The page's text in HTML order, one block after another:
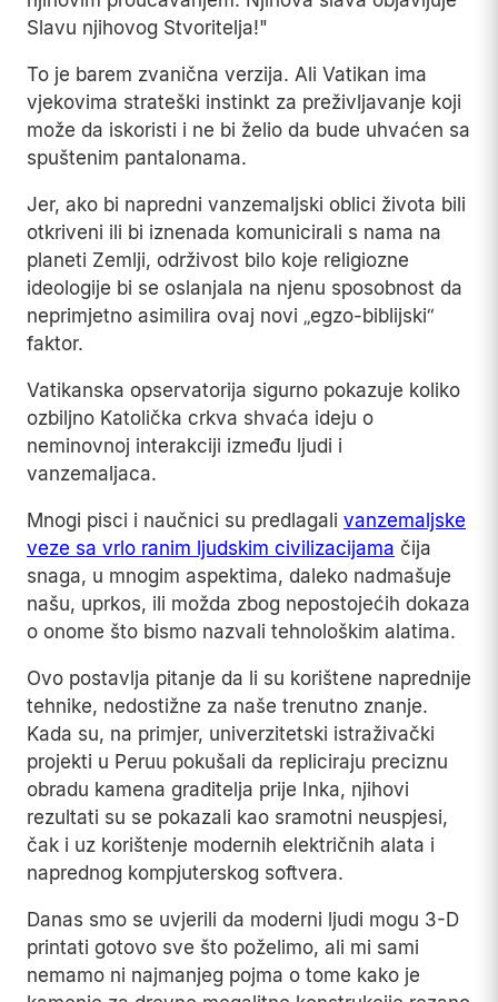
Slavu njihovog Stvoritelja!"
To je barem zvanična verzija. Ali Vatikan ima
vjekovima strateški instinkt za preživljavanje koji
može da iskoristi i ne bi želio da bude uhvaćen sa
spuštenim pantalonama.
Jer, ako bi napredni vanzemaljski oblici života bili
otkriveni ili bi iznenada komunicirali s nama na
planeti Zemlji, održivost bilo koje religiozne
ideologije bi se oslanjala na njenu sposobnost da
neprimjetno asimilira ovaj novi „egzo-biblijski“
faktor.
Vatikanska opservatorija sigurno pokazuje koliko
ozbiljno Katolička crkva shvaća ideju o
neminovnoj interakciji između ljudi i
vanzemaljaca.
Mnogi pisci i naučnici su predlagali vanzemaljske
veze sa vrlo ranim ljudskim civilizacijama čija
snaga, u mnogim aspektima, daleko nadmašuje
našu, uprkos, ili možda zbog nepostojećih dokaza
o onome što bismo nazvali tehnološkim alatima.
Ovo postavlja pitanje da li su korištene naprednije
tehnike, nedostižne za naše trenutno znanje.
Kada su, na primjer, univerzitetski istraživački
projekti u Peruu pokušali da repliciraju preciznu
obradu kamena graditelja prije Inka, njihovi
rezultati su se pokazali kao sramotni neuspjesi,
čak i uz korištenje modernih električnih alata i
naprednog kompjuterskog softvera.
Danas smo se uvjerili da moderni ljudi mogu 3-D
printati gotovo sve što poželimo, ali mi sami
nemamo ni najmanjeg pojma o tome kako je